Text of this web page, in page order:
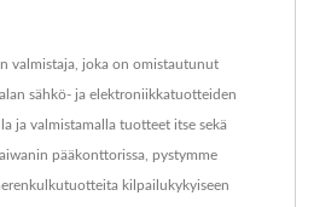
valmistaja, joka on omistautunut
sähkö- ja elektroniikkatuotteiden
ja valmistamalla tuotteet itse sekä
pääkonttorissa, pystymme
kilpailukykyiseen